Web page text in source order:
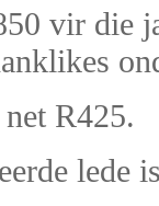
vir die
R425.
lede